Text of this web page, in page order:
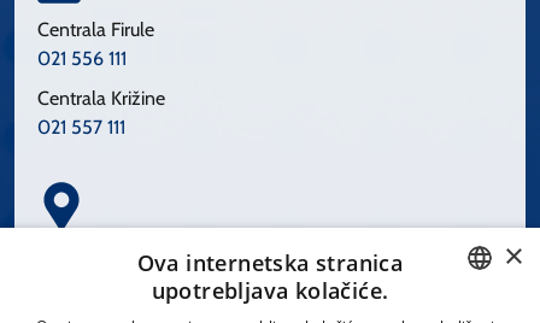
Centrala Firule
021 556 111
Centrala Križine
021 557 111
Spinčićeva 1, 21000 Split
×
Ova internetska stranica
upotrebljava kolačiće.